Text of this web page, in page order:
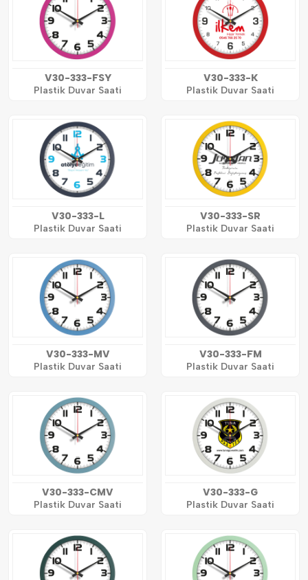
V30-333-FSY
Plastik Duvar Saati
V30-333-K
Plastik Duvar Saati
V30-333-L
Plastik Duvar Saati
V30-333-SR
Plastik Duvar Saati
V30-333-MV
Plastik Duvar Saati
V30-333-FM
Plastik Duvar Saati
V30-333-CMV
Plastik Duvar Saati
V30-333-G
Plastik Duvar Saati